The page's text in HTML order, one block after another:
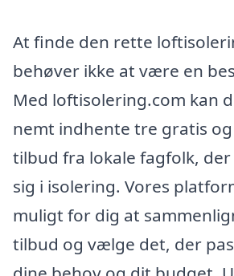
At finde den rette
behøver ikke at være en
Med loftisolering.com kan
nemt indhente tre gratis
tilbud fra lokale fagfolk,
sig i isolering. Vores
muligt for dig at
tilbud og vælge det, der